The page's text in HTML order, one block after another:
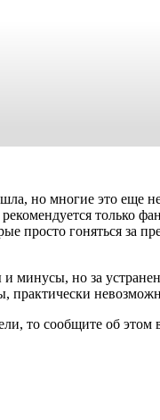
но многие это еще
только
просто гоняться за
минусы, но за
практически
то сообщите об этом